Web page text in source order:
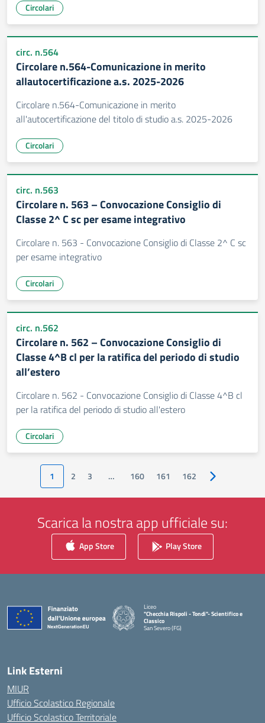
Circolari
circ. n.564
Circolare n.564-Comunicazione in merito
allautocertificazione a.s. 2025-2026
Circolare n.564-Comunicazione in merito
all'autocertificazione del titolo di studio a.s. 2025-2026
Circolari
circ. n.563
Circolare n. 563 – Convocazione Consiglio di
Classe 2^ C sc per esame integrativo
Circolare n. 563 - Convocazione Consiglio di Classe 2^ C sc
per esame integrativo
Circolari
circ. n.562
Circolare n. 562 – Convocazione Consiglio di
Classe 4^B cl per la ratifica del periodo di studio
all’estero
Circolare n. 562 - Convocazione Consiglio di Classe 4^B cl
per la ratifica del periodo di studio all'estero
Circolari
1 2 3 … 160 161 162 Pagina
Scarica la nostra app ufficiale su:
App Store Play Store
Liceo
"Checchia Rispoli - Tondi"- Scientifico e
Classico
San Severo (FG)
Link Esterni
MIUR
Ufficio Scolastico Regionale
Ufficio Scolastico Territoriale